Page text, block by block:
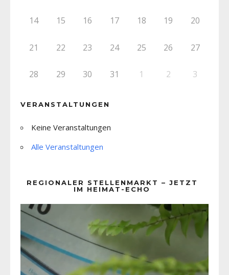
14 15 16 17 18 19 20
21 22 23 24 25 26 27
28 29 30 31 1 2 3
VERANSTALTUNGEN
Keine Veranstaltungen
Alle Veranstaltungen
REGIONALER STELLENMARKT – JETZT
IM HEIMAT-ECHO
Player